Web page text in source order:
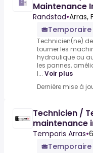
Maintenance
Randstad•Arras,
Temporaire
Technicien(ne)
tourner les
hydraulique ou
les pannes,
l... Voir plus
Dernière mise à
Technicien /
maintenance
Temporis Arras•
Temporaire